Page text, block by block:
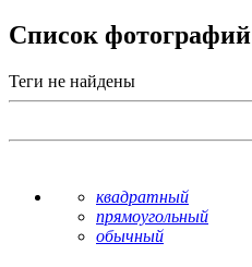
Список фотографий
Теги не найдены
квадратный
прямоугольный
обычный